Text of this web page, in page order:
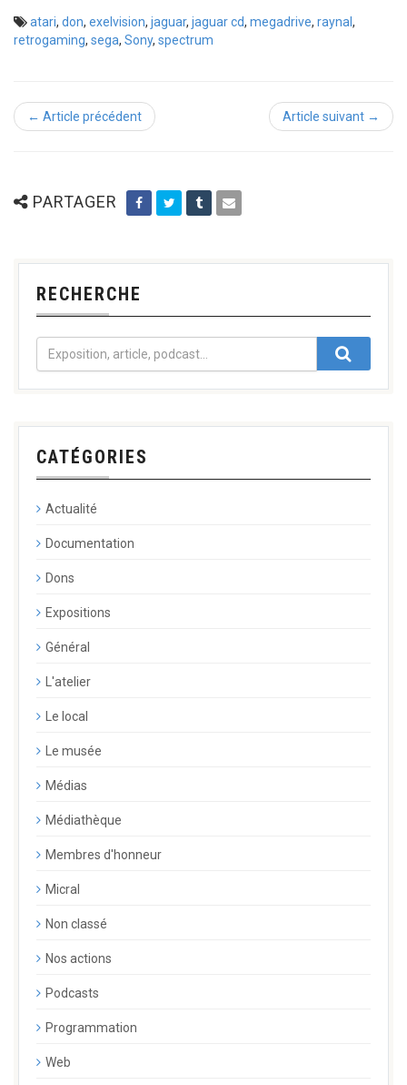
atari, don, exelvision, jaguar, jaguar cd, megadrive, raynal ,
retrogaming, sega, Sony, spectrum
← Article précédent Article suivant →
PARTAGER
RECHERCHE
CATÉGORIES
Actualité
Documentation
Dons
Expositions
Général
L'atelier
Le local
Le musée
Médias
Médiathèque
Membres d'honneur
Micral
Non classé
Nos actions
Podcasts
Programmation
Web